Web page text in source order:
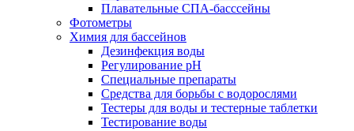
Плавательные СПА-басссейны
Фотометры
Химия для бассейнов
Дезинфекция воды
Регулирование pH
Специальные препараты
Средства для борьбы с водорослями
Тестеры для воды и тестерные таблетки
Тестирование воды